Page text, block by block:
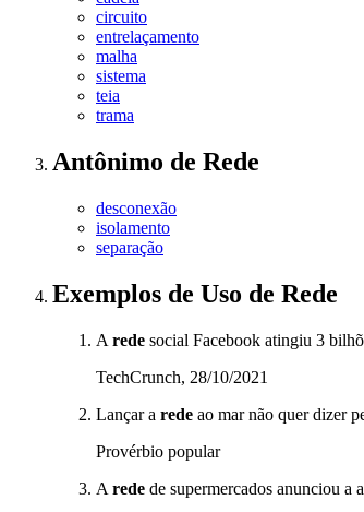
circuito
entrelaçamento
malha
sistema
teia
trama
Antônimo de Rede
desconexão
isolamento
separação
Exemplos de Uso de Rede
A rede social Facebook atingiu 3
TechCrunch, 28/10/2021
Lançar a rede ao mar não quer dizer
Provérbio popular
A rede de supermercados anunciou a